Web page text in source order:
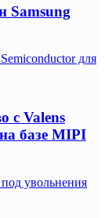
Samsung
для
с Valens
базе MIPI
увольнения